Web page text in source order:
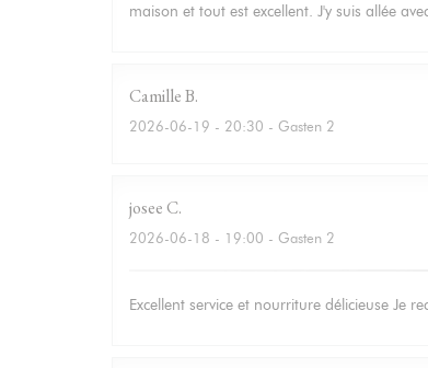
maison et tout est excellent. J'y suis allée
CamilleB
2026-06-19 - 20:30 - Gasten 2
joseeC
2026-06-18 - 19:00 - Gasten 2
Excellent service et nourriture délicieuse Je